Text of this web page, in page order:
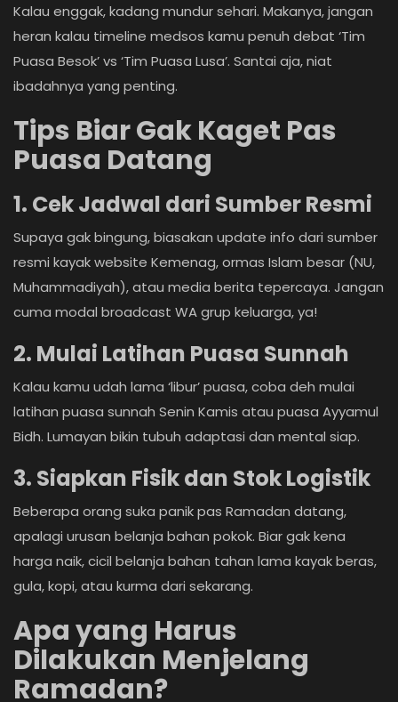
Kalau enggak, kadang mundur sehari. Makanya, jangan
heran kalau timeline medsos kamu penuh debat ‘Tim
Puasa Besok’ vs ‘Tim Puasa Lusa’. Santai aja, niat
ibadahnya yang penting.
Tips Biar Gak Kaget Pas
Puasa Datang
1. Cek Jadwal dari Sumber Resmi
Supaya gak bingung, biasakan update info dari sumber
resmi kayak website Kemenag, ormas Islam besar (NU,
Muhammadiyah), atau media berita tepercaya. Jangan
cuma modal broadcast WA grup keluarga, ya!
2. Mulai Latihan Puasa Sunnah
Kalau kamu udah lama ‘libur’ puasa, coba deh mulai
latihan puasa sunnah Senin Kamis atau puasa Ayyamul
Bidh. Lumayan bikin tubuh adaptasi dan mental siap.
3. Siapkan Fisik dan Stok Logistik
Beberapa orang suka panik pas Ramadan datang,
apalagi urusan belanja bahan pokok. Biar gak kena
harga naik, cicil belanja bahan tahan lama kayak beras,
gula, kopi, atau kurma dari sekarang.
Apa yang Harus
Dilakukan Menjelang
Ramadan?